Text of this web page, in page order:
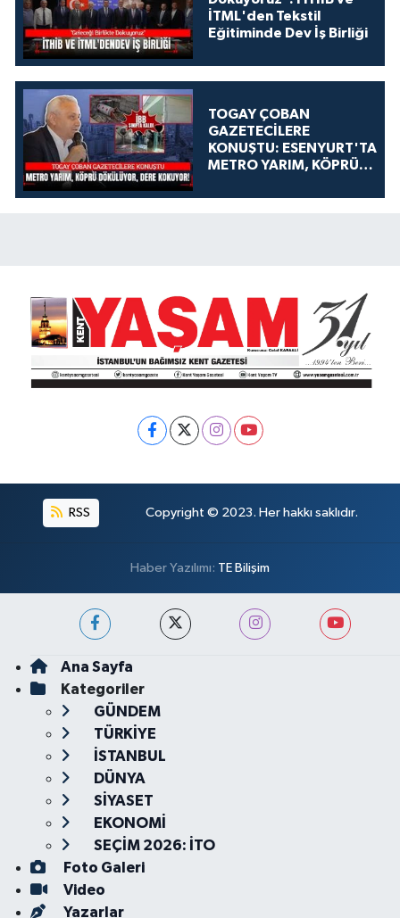
İTML'den Tekstil
Eğitiminde Dev İş Birliği
TOGAY ÇOBAN
GAZETECİLERE
KONUŞTU: ESENYURT'TA
METRO YARIM, KÖPRÜ
KOKUYOR!
RSS Copyright © 2023. Her hakkı saklıdır.
Haber Yazılımı: TE Bilişim
Ana Sayfa
Kategoriler
GÜNDEM
TÜRKİYE
İSTANBUL
DÜNYA
SİYASET
EKONOMİ
SEÇİM 2026: İTO
Foto Galeri
Video
Yazarlar